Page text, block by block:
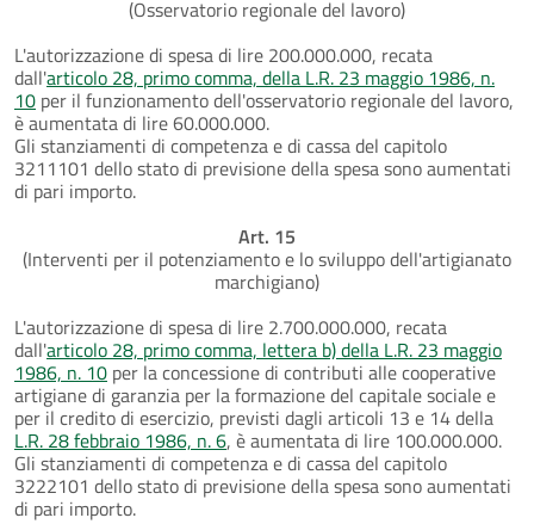
(Osservatorio regionale del lavoro)
L'autorizzazione di spesa di lire 200.000.000, recata
dall'articolo 28, primo comma, della L.R. 23 maggio 1986, n.
10 per il funzionamento dell'osservatorio regionale del lavoro,
è aumentata di lire 60.000.000.
Gli stanziamenti di competenza e di cassa del capitolo
3211101 dello stato di previsione della spesa sono aumentati
di pari importo.
Art. 15
(Interventi per il potenziamento e lo sviluppo dell'artigianato
marchigiano)
L'autorizzazione di spesa di lire 2.700.000.000, recata
dall'articolo 28, primo comma, lettera b) della L.R. 23 maggio
1986, n. 10 per la concessione di contributi alle cooperative
artigiane di garanzia per la formazione del capitale sociale e
per il credito di esercizio, previsti dagli articoli 13 e 14 della
L.R. 28 febbraio 1986, n. 6, è aumentata di lire 100.000.000.
Gli stanziamenti di competenza e di cassa del capitolo
3222101 dello stato di previsione della spesa sono aumentati
di pari importo.